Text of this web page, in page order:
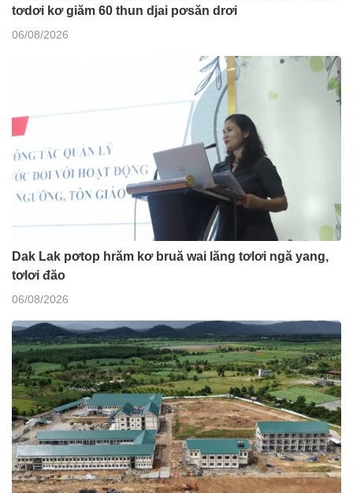
tơdơi kơ giăm 60 thun djai pơsăn drơi
06/08/2026
Dak Lak pơtop hrăm kơ bruă wai lăng tơlơi ngă yang,
tơlơi đăo
06/08/2026